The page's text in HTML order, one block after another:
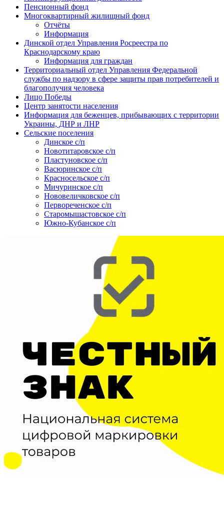
Пенсионный фонд
Многоквартирный жилищный фонд
Отчёты
Информация
Динской отдел Управления Росреестра по
Краснодарскому краю
Информация для граждан
Территориальный отдел Управления Федеральной
службы по надзору в сфере защиты прав потребителей и
благополучия человека
Лицо Победы
Центр занятости населения
Информация для беженцев, прибывающих с территории
Украины, ДНР и ЛНР
Сельские поселения
Динское с/п
Новотитаровское с/п
Пластуновское с/п
Васюринское с/п
Красносельское с/п
Мичуринское с/п
Нововеличковское с/п
Первореченское с/п
Старомышастовское с/п
Южно-Кубанское с/п